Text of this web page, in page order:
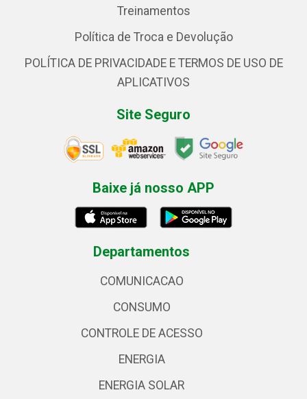
Treinamentos
Política de Troca e Devolução
POLÍTICA DE PRIVACIDADE E TERMOS DE USO DE
APLICATIVOS
Site Seguro
Baixe já nosso APP
Departamentos
COMUNICACAO
CONSUMO
CONTROLE DE ACESSO
ENERGIA
ENERGIA SOLAR